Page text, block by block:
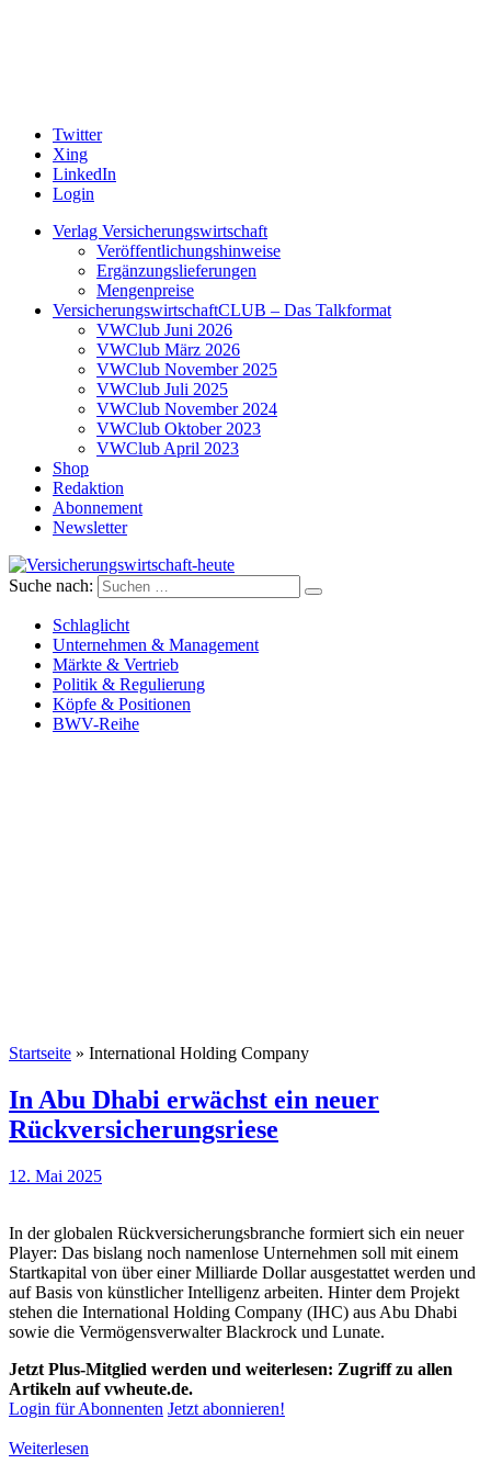
Twitter
Xing
LinkedIn
Login
Verlag Versicherungswirtschaft
Veröffentlichungshinweise
Ergänzungslieferungen
Mengenpreise
VersicherungswirtschaftCLUB – Das Talkformat
VWClub Juni 2026
VWClub März 2026
VWClub November 2025
VWClub Juli 2025
VWClub November 2024
VWClub Oktober 2023
VWClub April 2023
Shop
Redaktion
Abonnement
Newsletter
Versicherungswirtschaft-heute
Suche nach:
Schlaglicht
Unternehmen & Management
Märkte & Vertrieb
Politik & Regulierung
Köpfe & Positionen
BWV-Reihe
Startseite » International Holding Company
In Abu Dhabi erwächst ein neuer
Rückversicherungsriese
12. Mai 2025
In der globalen Rückversicherungsbranche formiert sich ein neuer
Player: Das bislang noch namenlose Unternehmen soll mit einem
Startkapital von über einer Milliarde Dollar ausgestattet werden und
auf Basis von künstlicher Intelligenz arbeiten. Hinter dem Projekt
stehen die International Holding Company (IHC) aus Abu Dhabi
sowie die Vermögensverwalter Blackrock und Lunate.
Jetzt Plus-Mitglied werden und weiterlesen: Zugriff zu allen
Artikeln auf vwheute.de.
Login für Abonnenten Jetzt abonnieren!
Weiterlesen